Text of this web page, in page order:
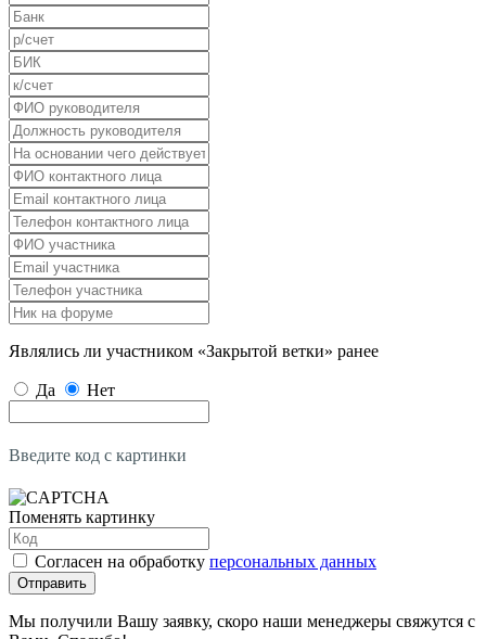
Являлись ли участником «Закрытой ветки» ранее
Да Нет
Введите код с картинки
Поменять картинку
Согласен на обработку персональных данных
Отправить
Мы получили Вашу заявку, скоро наши менеджеры свяжутся с